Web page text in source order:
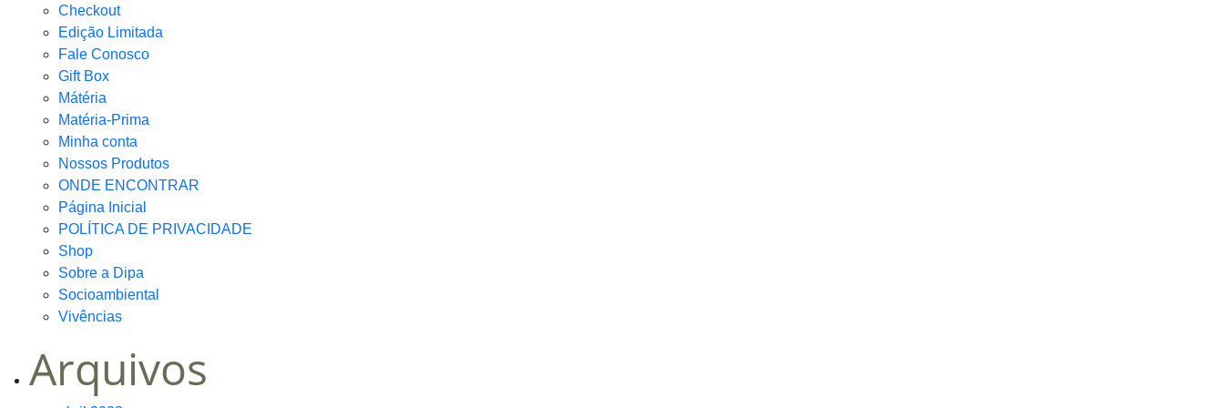
Checkout
Edição Limitada
Fale Conosco
Gift Box
Mátéria
Matéria-Prima
Minha conta
Nossos Produtos
ONDE ENCONTRAR
Página Inicial
POLÍTICA DE PRIVACIDADE
Shop
Sobre a Dipa
Socioambiental
Vivências
Arquivos